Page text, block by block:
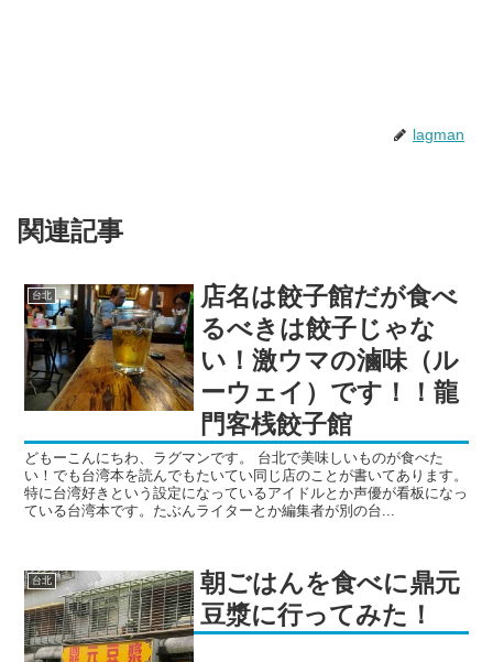
lagman
関連記事
台北
店名は餃子館だが食べ
るべきは餃子じゃな
い！激ウマの滷味（ル
ーウェイ）です！！龍
門客桟餃子館
どもーこんにちわ、ラグマンです。 台北で美味しいものが食べた
い！でも台湾本を読んでもたいてい同じ店のことが書いてあります。
特に台湾好きという設定になっているアイドルとか声優が看板になっ
ている台湾本です。たぶんライターとか編集者が別の台...
台北
朝ごはんを食べに鼎元
豆漿に行ってみた！